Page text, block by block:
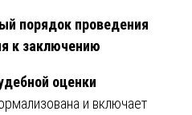
порядок проведения
к заключению
оценки
и включает